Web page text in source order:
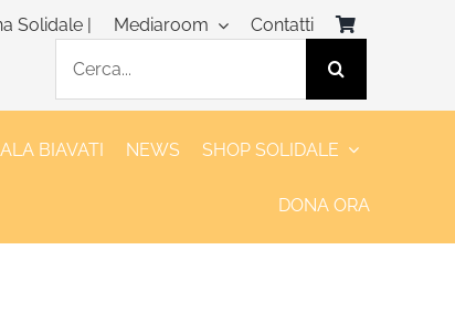
Solidale | Mediaroom
Contatti
per:
BIAVATI NEWS SHOP SOLIDALE
DONA ORA